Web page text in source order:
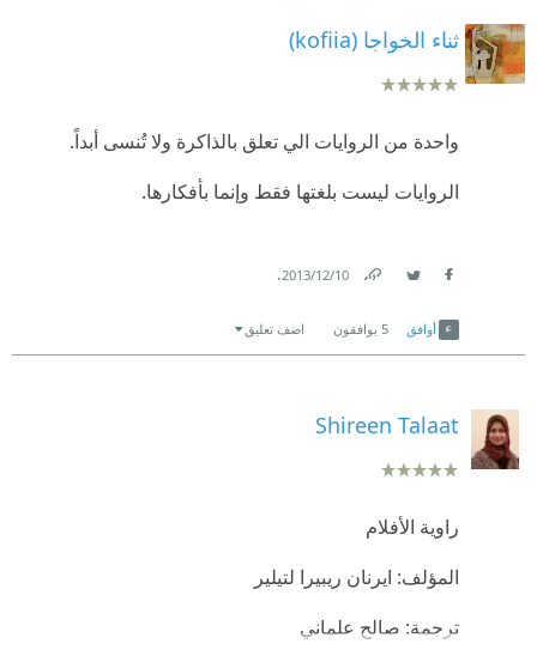
ثناء الخواجا (kofiia)
واحدة من الروايات الي تعلق بالذاكرة ولا تُنسى أبداً.
الروايات ليست بلغتها فقط وإنما بأفكارها.
10‏/12‏/2013
.
أوافق 5 يوافقون اضف تعليق
Shireen Talaat
راوية الأفلام
المؤلف: ايرنان ريبيرا لتيلير
ترجمة: صالح علماني